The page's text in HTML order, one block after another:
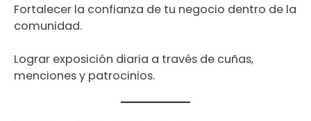
Fortalecer la confianza de tu negocio dentro de la
comunidad.
Lograr exposición diaria a través de cuñas,
menciones y patrocinios.